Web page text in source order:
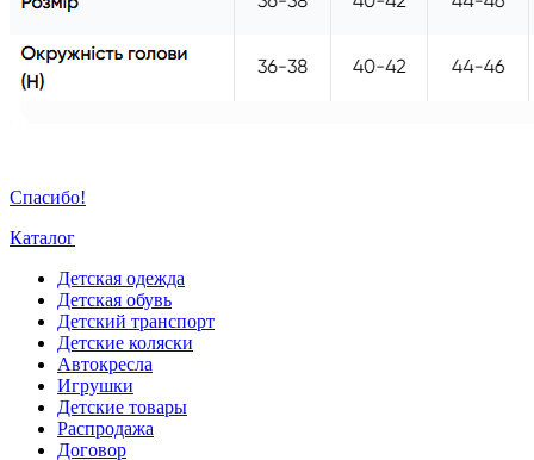
Спасибо!
Каталог
Детская одежда
Детская обувь
Детский транспорт
Детские коляски
Автокресла
Игрушки
Детские товары
Распродажа
Договор